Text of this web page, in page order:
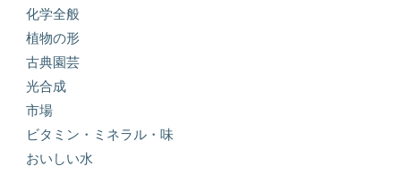
化学全般
植物の形
古典園芸
光合成
市場
ビタミン・ミネラル・味
おいしい水